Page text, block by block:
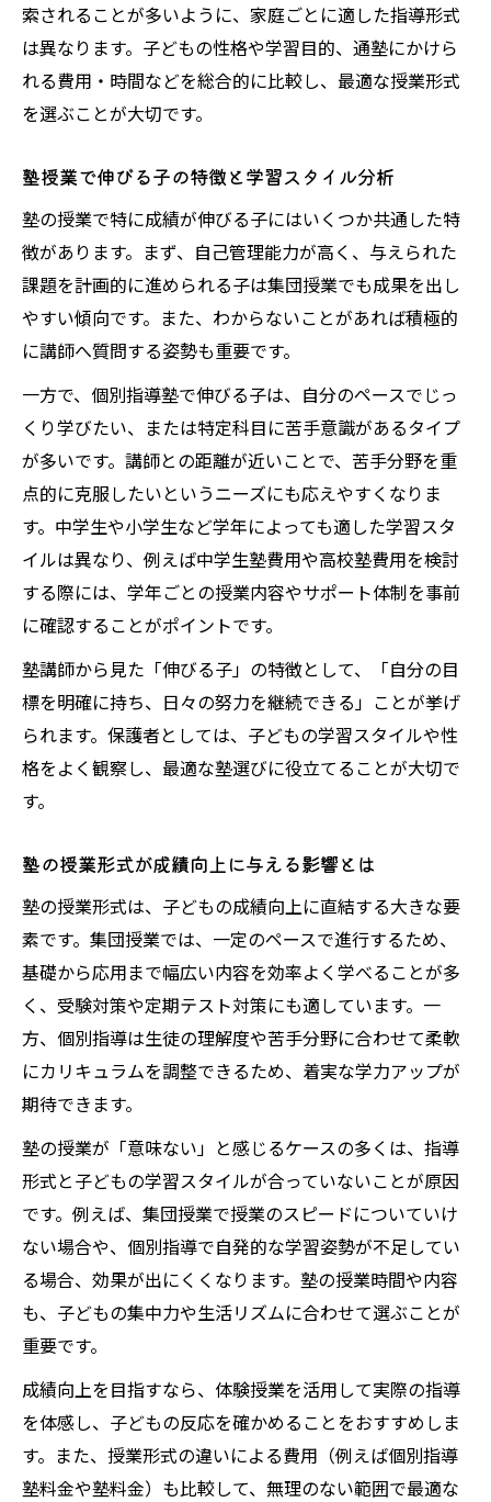
索されることが多いように、家庭ごとに適した指導形式
は異なります。子どもの性格や学習目的、通塾にかけら
れる費用・時間などを総合的に比較し、最適な授業形式
を選ぶことが大切です。
塾授業で伸びる子の特徴と学習スタイル分析
塾の授業で特に成績が伸びる子にはいくつか共通した特
徴があります。まず、自己管理能力が高く、与えられた
課題を計画的に進められる子は集団授業でも成果を出し
やすい傾向です。また、わからないことがあれば積極的
に講師へ質問する姿勢も重要です。
一方で、個別指導塾で伸びる子は、自分のペースでじっ
くり学びたい、または特定科目に苦手意識があるタイプ
が多いです。講師との距離が近いことで、苦手分野を重
点的に克服したいというニーズにも応えやすくなりま
す。中学生や小学生など学年によっても適した学習スタ
イルは異なり、例えば中学生塾費用や高校塾費用を検討
する際には、学年ごとの授業内容やサポート体制を事前
に確認することがポイントです。
塾講師から見た「伸びる子」の特徴として、「自分の目
標を明確に持ち、日々の努力を継続できる」ことが挙げ
られます。保護者としては、子どもの学習スタイルや性
格をよく観察し、最適な塾選びに役立てることが大切で
す。
塾の授業形式が成績向上に与える影響とは
塾の授業形式は、子どもの成績向上に直結する大きな要
素です。集団授業では、一定のペースで進行するため、
基礎から応用まで幅広い内容を効率よく学べることが多
く、受験対策や定期テスト対策にも適しています。一
方、個別指導は生徒の理解度や苦手分野に合わせて柔軟
にカリキュラムを調整できるため、着実な学力アップが
期待できます。
塾の授業が「意味ない」と感じるケースの多くは、指導
形式と子どもの学習スタイルが合っていないことが原因
です。例えば、集団授業で授業のスピードについていけ
ない場合や、個別指導で自発的な学習姿勢が不足してい
る場合、効果が出にくくなります。塾の授業時間や内容
も、子どもの集中力や生活リズムに合わせて選ぶことが
重要です。
成績向上を目指すなら、体験授業を活用して実際の指導
を体感し、子どもの反応を確かめることをおすすめしま
す。また、授業形式の違いによる費用（例えば個別指導
塾料金や塾料金）も比較して、無理のない範囲で最適な